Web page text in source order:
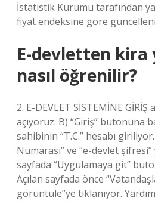
İstatistik Kurumu tarafından
fiyat endeksine göre
E-devletten kira
nasıl öğrenilir?
2. E-DEVLET SİSTEMİNE GİRİŞ
açıyoruz. B) “Giriş” butonuna
sahibinin “T.C.” hesabı
Numarası” ve “e-devlet şifresi”
sayfada “Uygulamaya git”
Açılan sayfada önce
görüntüle”ye tıklanıyor.